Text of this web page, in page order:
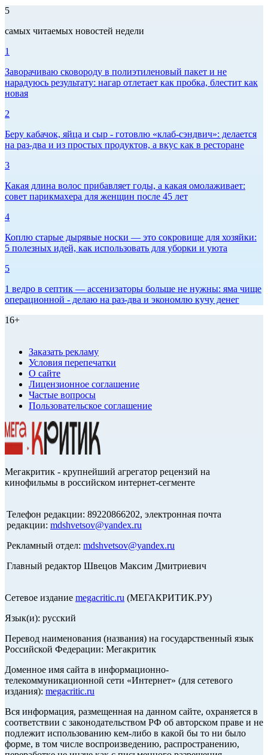
5
самых читаемых новостей недели
1
Заворачиваю сковороду в полиэтиленовый пакет и не
нарадуюсь результату: нагар отлетает как пробка, блестит как
новая
2
Беру кабачок, яйца и сыр - готовлю «клаб-сэндвич»: делается
на раз-два и из простых продуктов, а вкус как в ресторане
3
Какая длина волос прибавляет годы, а какая омолаживает:
совет парикмахера для женщин после 45 лет
4
Коплю старые дырявые носки — это сокровище для хозяйки:
5 полезных идей, как использовать для уборки и уюта
5
1 ведро в септик — ассенизаторы больше не нужны: яма чище
операционной - делаю на раз-два и экономлю кучу денег
16+
Заказать рекламу
Условия перепечатки
О сайте
Лицензионное соглашение
Частые вопросы
Пользовательское соглашение
Мегакритик - крупнейший агрегатор рецензий на
кинофильмы в российском интернет-сегменте
Телефон редакции: 89220866202, электронная почта
редакции: mdshvetsov@yandex.ru
Рекламный отдел: mdshvetsov@yandex.ru
Главный редактор Швецов Максим Дмитриевич
Сетевое издание megacritic.ru (МЕГАКРИТИК.РУ)
Язык(и): русский
Перевод наименования (названия) на государственный язык
Российской Федерации: Мегакритик
Доменное имя сайта в информационно-
телекоммуникационной сети «Интернет» (для сетевого
издания): megacritic.ru
Вся информация, размещенная на данном сайте, охраняется в
соответствии с законодательством РФ об авторском праве и не
подлежит использованию кем-либо в какой бы то ни было
форме, в том числе воспроизведению, распространению,